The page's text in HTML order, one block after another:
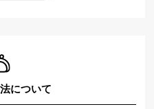
について